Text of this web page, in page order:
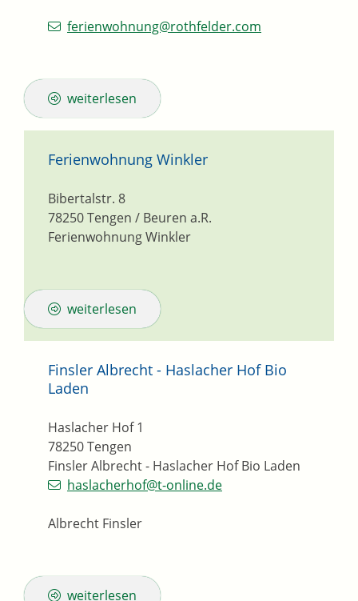
ferienwohnung@rothfelder.com
weiterlesen
Ferienwohnung Winkler
Ferienwohnung Winkler
Bibertalstr. 8
78250Tengen / Beuren a.R.
weiterlesen
Finsler Albrecht - Haslacher Hof Bio
Laden
Finsler Albrecht - Haslacher Hof Bio Laden
Haslacher Hof 1
78250Tengen
haslacherhof@t-online.de
Albrecht Finsler
weiterlesen